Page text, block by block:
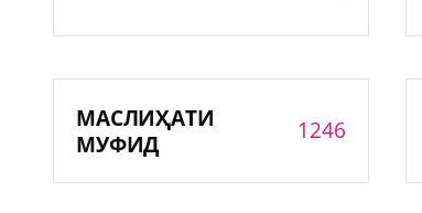
МАСЛИҲАТИ
МУФИД
1246